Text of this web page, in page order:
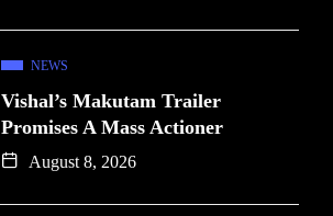
NEWS
Vishal’s Makutam Trailer
Promises A Mass Actioner
August 8, 2026